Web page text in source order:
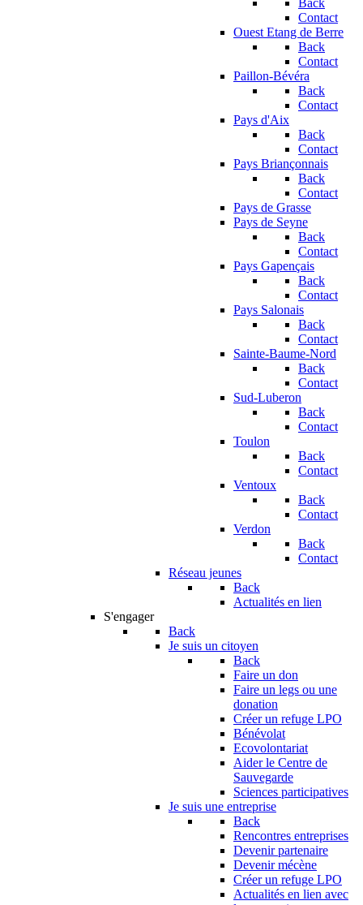
Back
Contact
Ouest Etang de Berre
Back
Contact
Paillon-Bévéra
Back
Contact
Pays d'Aix
Back
Contact
Pays Briançonnais
Back
Contact
Pays de Grasse
Pays de Seyne
Back
Contact
Pays Gapençais
Back
Contact
Pays Salonais
Back
Contact
Sainte-Baume-Nord
Back
Contact
Sud-Luberon
Back
Contact
Toulon
Back
Contact
Ventoux
Back
Contact
Verdon
Back
Contact
Réseau jeunes
Back
Actualités en lien
S'engager
Back
Je suis un citoyen
Back
Faire un don
Faire un legs ou une
donation
Créer un refuge LPO
Bénévolat
Ecovolontariat
Aider le Centre de
Sauvegarde
Sciences participatives
Je suis une entreprise
Back
Rencontres entreprises
Devenir partenaire
Devenir mécène
Créer un refuge LPO
Actualités en lien avec